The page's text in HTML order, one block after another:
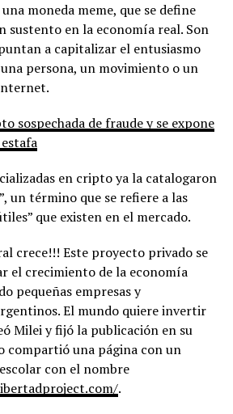
moneda meme, que se define
sustento en la economía real. Son
a capitalizar el entusiasmo
persona, un movimiento o un
sospechada de fraude y se expone
en cripto ya la catalogaron
un término que se refiere a las
que existen en el mercado.
crece!!! Este proyecto privado se
el crecimiento de la economía
pequeñas empresas y
El mundo quiere invertir
Milei y fijó la publicación en su
compartió una página con un
con el nombre
.